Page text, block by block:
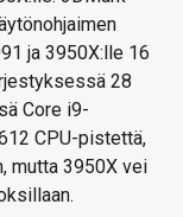
ja 3950X:lle 16
28
Core i9-
CPU-pistettä,
mutta 3950X vei